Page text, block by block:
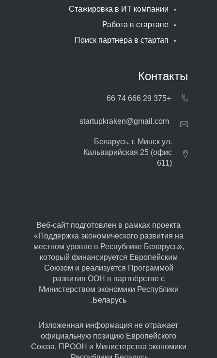
Стажировка в ИТ компании
Работа в стартапе
Поиск партнера в стартап
Контакты
+375 29 666 74 66
startupkraken@gmail.com
Беларусь, г. Минск ул.
Кальварийская 25 (офис
611)
Веб-сайт подготовлен в рамках проекта
«Поддержка экономического развития на
местном уровне в Республике Беларусь»,
который финансируется Европейским
Союзом и реализуется Программой
развития ООН в партнёрстве с
Министерством экономики Республики
Беларусь.
Изложенная информация не отражает
официальную позицию Европейского
Союза, ПРООН и Министерства экономики